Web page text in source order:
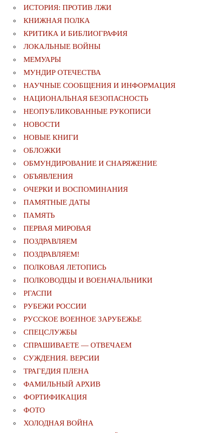
ИСТОРИЯ: ПРОТИВ ЛЖИ
КНИЖНАЯ ПОЛКА
КРИТИКА И БИБЛИОГРАФИЯ
ЛОКАЛЬНЫЕ ВОЙНЫ
МЕМУАРЫ
МУНДИР ОТЕЧЕСТВА
НАУЧНЫЕ СООБЩЕНИЯ И ИНФОРМАЦИЯ
НАЦИОНАЛЬНАЯ БЕЗОПАСНОСТЬ
НЕОПУБЛИКОВАННЫЕ РУКОПИСИ
НОВОСТИ
НОВЫЕ КНИГИ
ОБЛОЖКИ
ОБМУНДИРОВАНИЕ И СНАРЯЖЕНИЕ
ОБЪЯВЛЕНИЯ
ОЧЕРКИ И ВОСПОМИНАНИЯ
ПАМЯТНЫЕ ДАТЫ
ПАМЯТЬ
ПЕРВАЯ МИРОВАЯ
ПОЗДРАВЛЯЕМ
ПОЗДРАВЛЯЕМ!
ПОЛКОВАЯ ЛЕТОПИСЬ
ПОЛКОВОДЦЫ И ВОЕНАЧАЛЬНИКИ
РГАСПИ
РУБЕЖИ РОССИИ
РУССКОЕ ВОЕННОЕ ЗАРУБЕЖЬЕ
СПЕЦСЛУЖБЫ
СПРАШИВАЕТЕ — ОТВЕЧАЕМ
СУЖДЕНИЯ. ВЕРСИИ
ТРАГЕДИЯ ПЛЕНА
ФАМИЛЬНЫЙ АРХИВ
ФОРТИФИКАЦИЯ
ФОТО
ХОЛОДНАЯ ВОЙНА